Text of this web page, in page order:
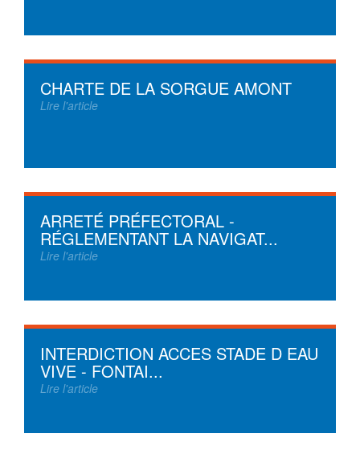
CHARTE DE LA SORGUE AMONT
Lire l'article
ARRETÉ PRÉFECTORAL -
RÉGLEMENTANT LA NAVIGAT...
Lire l'article
INTERDICTION ACCES STADE D EAU
VIVE - FONTAI...
Lire l'article